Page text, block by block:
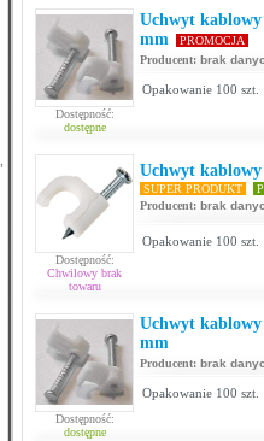
Dostępność:
dostępne
Uchwyt kablowy
mm
PROMOCJA
Producent: brak
Opakowanie 100 szt.
Dostępność:
Chwilowy brak
towaru
Uchwyt
SUPER PRODUKT
Producent: brak
Opakowanie 100 szt.
Dostępność:
dostępne
Uchwyt kablowy
mm
Producent: brak
Opakowanie 100 szt.